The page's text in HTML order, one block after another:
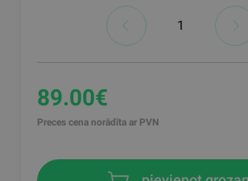
89.00€
Preces cena norādīta ar PVN